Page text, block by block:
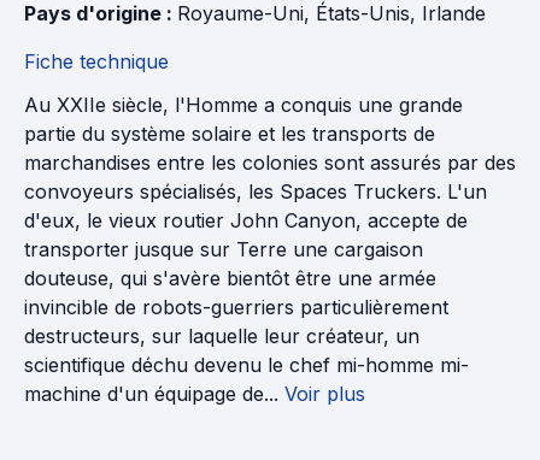
Pays d'origine : Royaume-Uni, États-Unis, Irlande
Fiche technique
Au XXIIe siècle, l'Homme a conquis une grande
partie du système solaire et les transports de
marchandises entre les colonies sont assurés par des
convoyeurs spécialisés, les Spaces Truckers. L'un
d'eux, le vieux routier John Canyon, accepte de
transporter jusque sur Terre une cargaison
douteuse, qui s'avère bientôt être une armée
invincible de robots-guerriers particulièrement
destructeurs, sur laquelle leur créateur, un
scientifique déchu devenu le chef mi-homme mi-
machine d'un équipage de... Voir plus